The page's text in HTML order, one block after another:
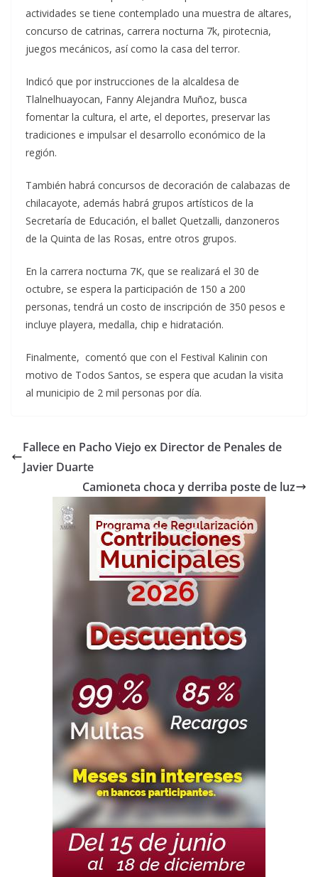
actividades se tiene contemplado una muestra de altares,
concurso de catrinas, carrera nocturna 7k, pirotecnia,
juegos mecánicos, así como la casa del terror.
Indicó que por instrucciones de la alcaldesa de
Tlalnelhuayocan, Fanny Alejandra Muñoz, busca
fomentar la cultura, el arte, el deportes, preservar las
tradiciones e impulsar el desarrollo económico de la
región.
También habrá concursos de decoración de calabazas de
chilacayote, además habrá grupos artísticos de la
Secretaría de Educación, el ballet Quetzalli, danzoneros
de la Quinta de las Rosas, entre otros grupos.
En la carrera nocturna 7K, que se realizará el 30 de
octubre, se espera la participación de 150 a 200
personas, tendrá un costo de inscripción de 350 pesos e
incluye playera, medalla, chip e hidratación.
Finalmente, comentó que con el Festival Kalinin con
motivo de Todos Santos, se espera que acudan la visita
al municipio de 2 mil personas por día.
Fallece en Pacho Viejo ex Director de Penales de
Javier Duarte
Camioneta choca y derriba poste de luz